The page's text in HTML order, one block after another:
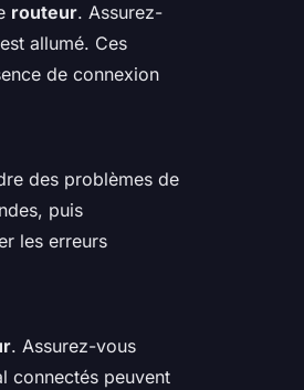
routeur. Assurez-
allumé. Ces
de connexion
des problèmes de
puis
les erreurs
. Assurez-vous
connectés peuvent